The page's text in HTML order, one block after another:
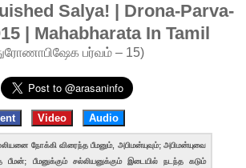
Salya! | Drona-Parva-
| Mahabharata In Tamil
பர்வம் – 15)
Video Audio
நோக்கி விரைந்த பீமனும், அபிமன்யுவும்; அபிமன்யுவை
பீமன்; பீமனுக்கும் சல்லியனுக்கும் இடையில் நடந்த கடும்